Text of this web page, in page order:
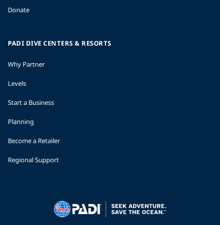
Donate
PADI DIVE CENTERS & RESORTS
Why Partner
Levels
Start a Business
Planning
Become a Retailer
Regional Support